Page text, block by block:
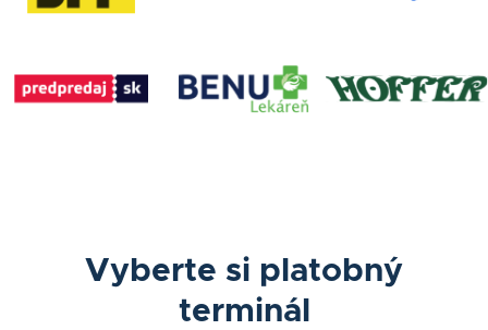
Vyberte si platobný
terminál